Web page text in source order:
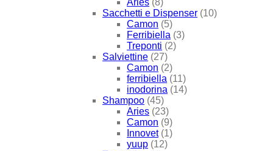
Aries (8)
Sacchetti e Dispenser (10)
Camon (5)
Ferribiella (3)
Treponti (2)
Salviettine (27)
Camon (2)
ferribiella (11)
inodorina (14)
Shampoo (45)
Aries (23)
Camon (9)
Innovet (1)
yuup (12)